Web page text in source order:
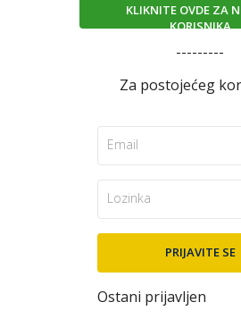
KLIKNITE OVDE ZA
KORISNIKA
---------
Za postojećeg
Ostani prijavljen